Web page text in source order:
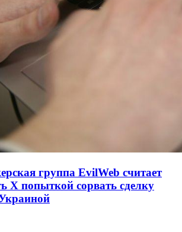
группа EvilWeb считает
Х попыткой сорвать сделку